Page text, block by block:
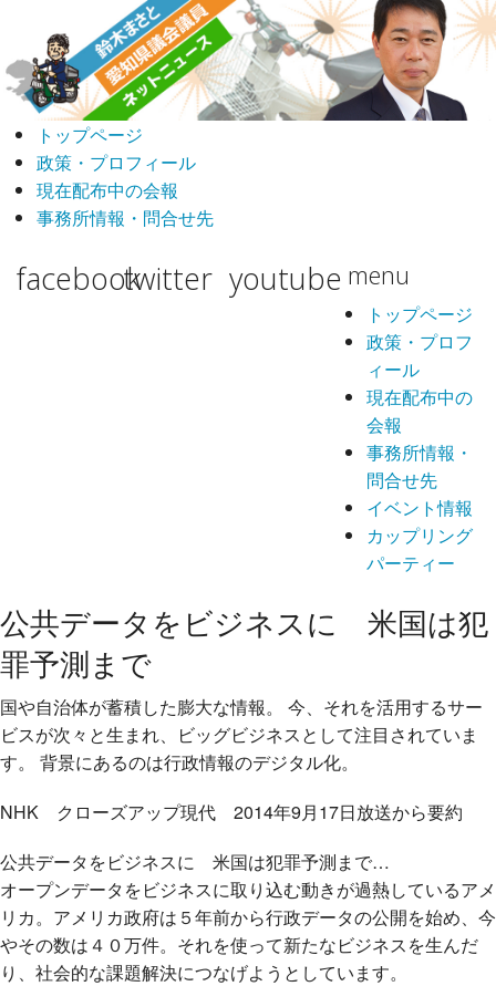
トップページ
政策・プロフィール
現在配布中の会報
事務所情報・問合せ先
facebooktwitter youtube menu
トップページ
政策・プロフ
ィール
現在配布中の
会報
事務所情報・
問合せ先
イベント情報
カップリング
パーティー
公共データをビジネスに 米国は犯
罪予測まで
国や自治体が蓄積した膨大な情報。 今、それを活用するサー
ビスが次々と生まれ、ビッグビジネスとして注目されていま
す。 背景にあるのは行政情報のデジタル化。
NHK クローズアップ現代 2014年9月17日放送から要約
公共データをビジネスに 米国は犯罪予測まで…
オープンデータをビジネスに取り込む動きが過熱しているアメ
リカ。アメリカ政府は５年前から行政データの公開を始め、今
やその数は４０万件。それを使って新たなビジネスを生んだ
り、社会的な課題解決につなげようとしています。